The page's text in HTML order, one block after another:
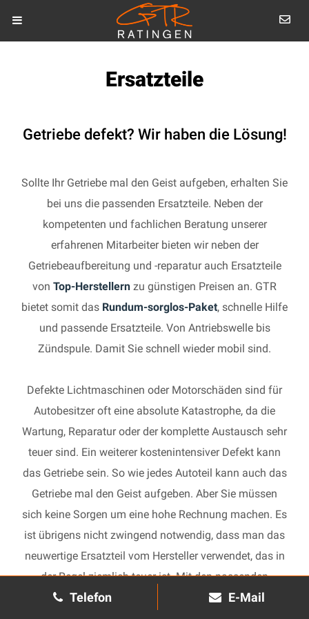
Telefon E-Mail
Ersatzteile
Getriebe defekt? Wir haben die Lösung!
Sollte Ihr Getriebe mal den Geist aufgeben, erhalten Sie
bei uns die passenden Ersatzteile. Neben der
kompetenten und fachlichen Beratung unserer
erfahrenen Mitarbeiter bieten wir neben der
Getriebeaufbereitung und -reparatur auch Ersatzteile
von Top-Herstellern zu günstigen Preisen an. GTR
bietet somit das Rundum-sorglos-Paket, schnelle Hilfe
und passende Ersatzteile. Von Antriebswelle bis
Zündspule. Damit Sie schnell wieder mobil sind.
Defekte Lichtmaschinen oder Motorschäden sind für
Autobesitzer oft eine absolute Katastrophe, da die
Wartung, Reparatur oder der komplette Austausch sehr
teuer sind. Ein weiterer kostenintensiver Defekt kann
das Getriebe sein. So wie jedes Autoteil kann auch das
Getriebe mal den Geist aufgeben. Aber Sie müssen
sich keine Sorgen um eine hohe Rechnung machen. Es
ist übrigens nicht zwingend notwendig, dass man das
neuwertige Ersatzteil vom Hersteller verwendet, das in
der Regel ziemlich teuer ist. Mit den passenden
Ersatzteilen kann jedes gebrauchte Getriebe schnell